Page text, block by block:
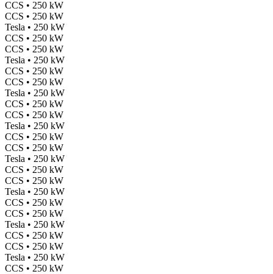
CCS • 250 kW
CCS • 250 kW
Tesla • 250 kW
CCS • 250 kW
CCS • 250 kW
Tesla • 250 kW
CCS • 250 kW
CCS • 250 kW
Tesla • 250 kW
CCS • 250 kW
CCS • 250 kW
Tesla • 250 kW
CCS • 250 kW
CCS • 250 kW
Tesla • 250 kW
CCS • 250 kW
CCS • 250 kW
Tesla • 250 kW
CCS • 250 kW
CCS • 250 kW
Tesla • 250 kW
CCS • 250 kW
CCS • 250 kW
Tesla • 250 kW
CCS • 250 kW